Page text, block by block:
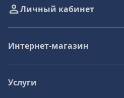
Личный кабинет
Интернет-магазин
Услуги